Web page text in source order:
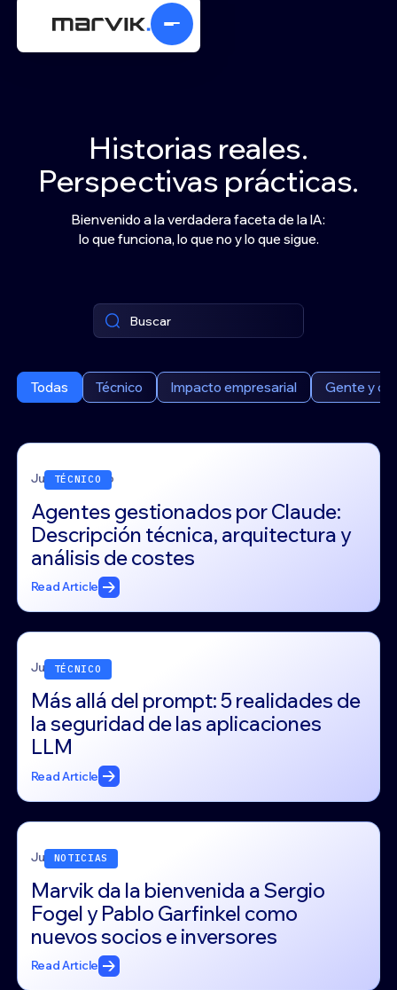
Historias reales.
Perspectivas prácticas.
Bienvenido a la verdadera faceta de la IA:
lo que funciona, lo que no y lo que sigue.
Todas Técnico Impacto empresarial Gente y
TÉCNICO
June 24, 2026
Agentes gestionados por Claude:
Descripción técnica, arquitectura y
análisis de costes
Read Article
TÉCNICO
June 17, 2026
Más allá del prompt: 5 realidades de
la seguridad de las aplicaciones
LLM
Read Article
NOTICIAS
June 11, 2026
Marvik da la bienvenida a Sergio
Fogel y Pablo Garfinkel como
nuevos socios e inversores
Read Article